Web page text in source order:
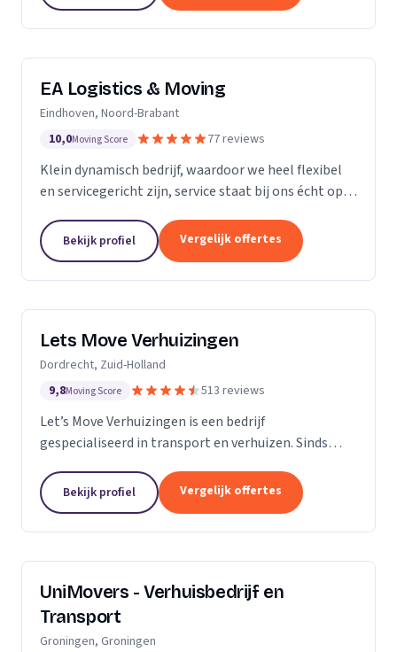
EA Logistics & Moving
Eindhoven, Noord-Brabant
10,0Moving Score 77 reviews
Klein dynamisch bedrijf, waardoor we heel flexibel
en servicegericht zijn, service staat bij ons écht op
Bekijk profiel Vergelijk offertes
Lets Move Verhuizingen
Dordrecht, Zuid-Holland
9,8Moving Score 513 reviews
Let’s Move Verhuizingen is een bedrijf
gespecialiseerd in transport en verhuizen. Sinds
van de KvK. Door de toename van opdrachtgevers
hebben wij...
Bekijk profiel Vergelijk offertes
UniMovers - Verhuisbedrijf en
Transport
Groningen, Groningen